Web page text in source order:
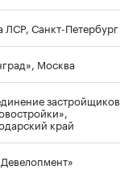
ЛСР, Санкт-Петербург
Москва
застройщиков
край